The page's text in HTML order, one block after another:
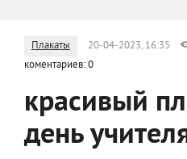
Плакаты 20-04-2023, 16:35
коментариев: 0
красивый
день